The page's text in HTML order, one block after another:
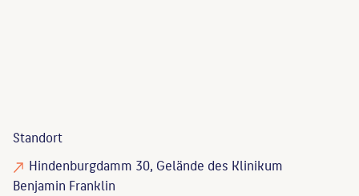
Standort
Hindenburgdamm 30, Gelände des Klinikum
Benjamin Franklin